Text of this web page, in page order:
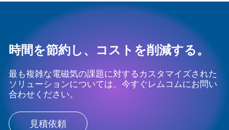
時間を節約し、コストを削減する。
最も複雑な電磁気の課題に対するカスタマイズされた
ソリューションについては、今すぐレムコムにお問い
合わせください。
見積依頼